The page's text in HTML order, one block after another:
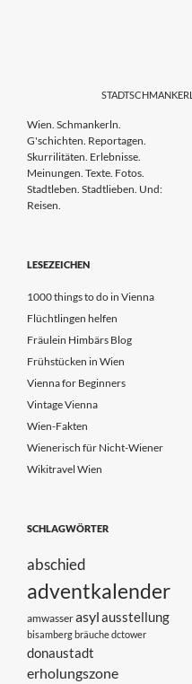
STADTL(i)EBEN WIEN
STADTSCHMANKERL
Wien. Schmankerln. G'schichten.
Reportagen. Skurrilitäten.
Erlebnisse. Meinungen. Tipps. Texte.
Fotos. Stadtleben & Stadtlieben.
Wien. Schmankerln.
G'schichten. Reportagen.
Skurrilitäten. Erlebnisse.
Meinungen. Texte. Fotos.
Stadtleben. Stadtlieben. Und:
Reisen.
LESEZEICHEN
1000 things to do in Vienna
Flüchtlingen helfen
Fräulein Himbärs Blog
Frühstücken in Wien
Vienna for Beginners
Vintage Vienna
Wien-Fakten
Wienerisch für Nicht-Wiener
Wikitravel Wien
SCHLAGWÖRTER
abschied
adventkalender
amwasserasylausstellung
bisambergbräuchedctower
donaustadt
erholungszone